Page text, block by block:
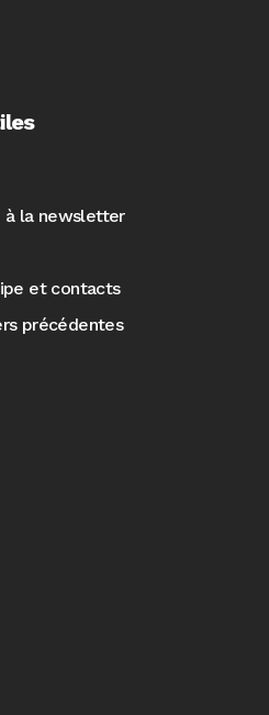
à la newsletter
et contacts
précédentes